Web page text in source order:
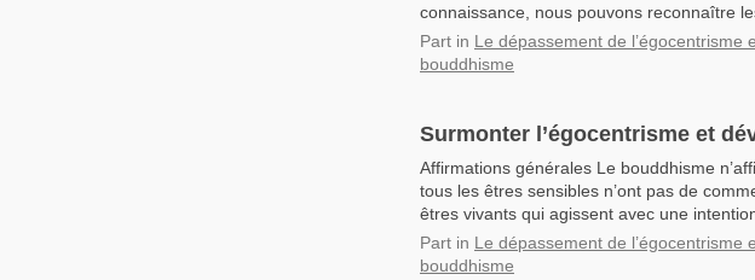
connaissance, nous pouvons reconnaître
Part in Le dépassement de l’égocentrisme
bouddhisme
Surmonter l’égocentrisme et
Affirmations générales Le bouddhisme
tous les êtres sensibles n’ont pas de
êtres vivants qui agissent avec une
Part in Le dépassement de l’égocentrisme
bouddhisme